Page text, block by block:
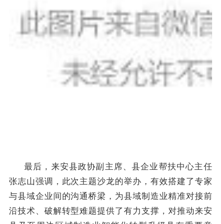
最后，来安县政协副主席、县企业帮扶中心主任
张志山强调，此次主题沙龙的举办，有效搭建了专家
与县域企业间的沟通桥梁，为县域制造业精准对接前
沿技术、破解转型难题提供了有力支撑，对推动来安